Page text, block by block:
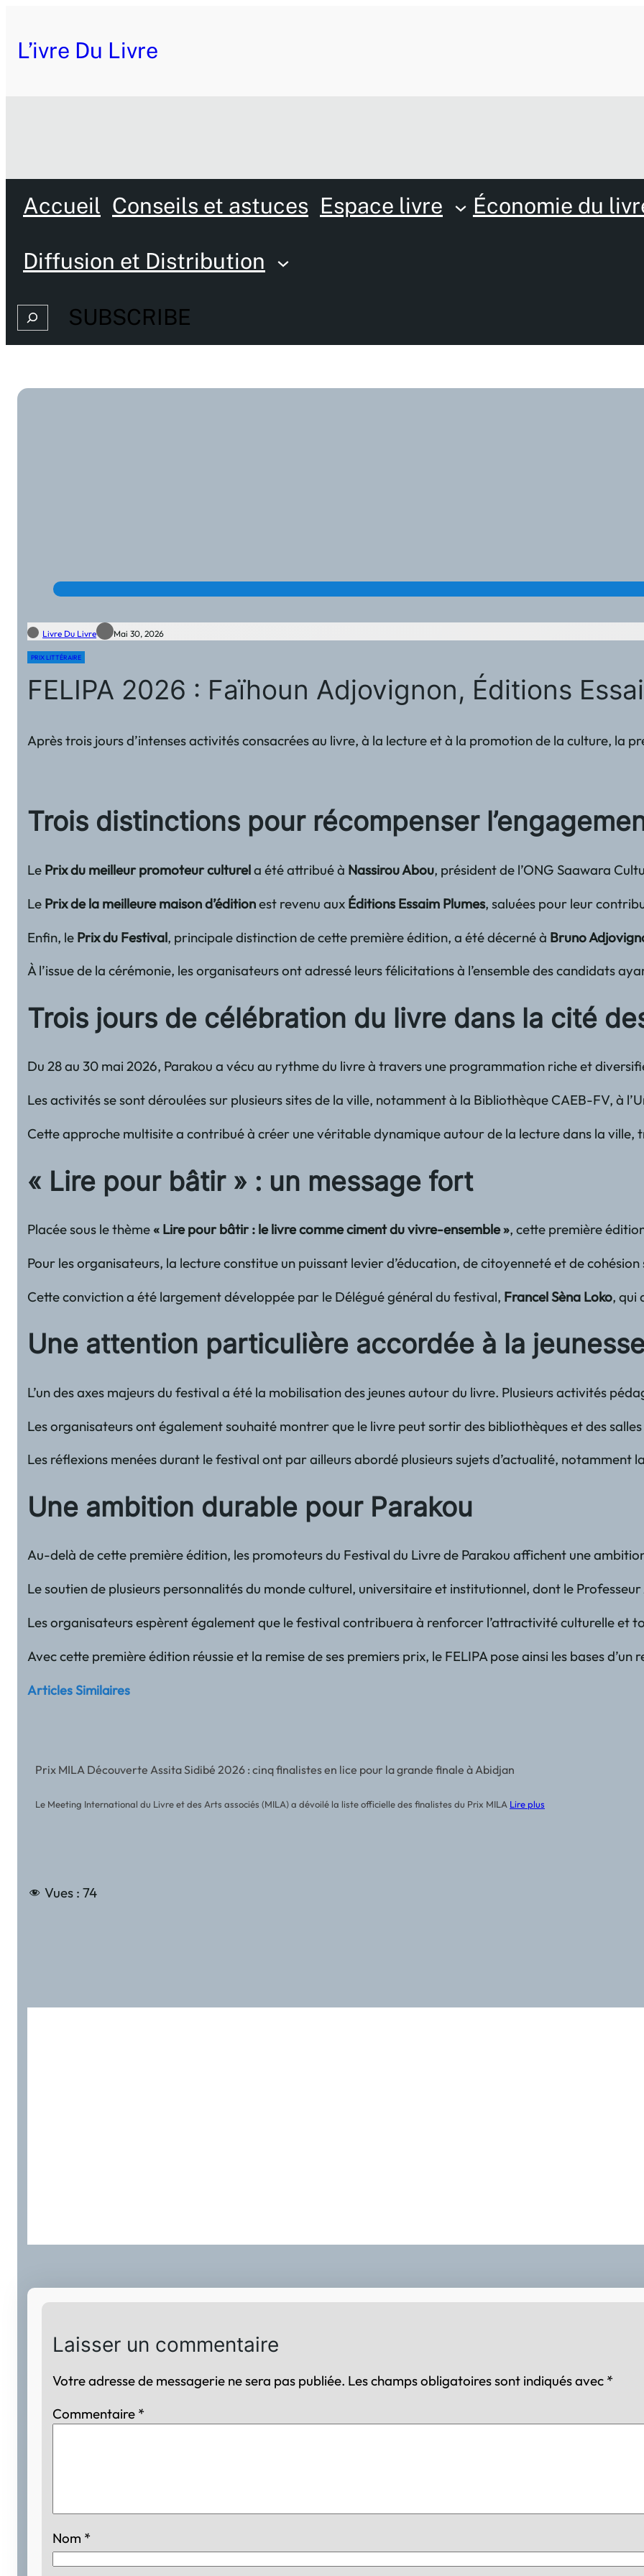
L’ivre Du Livre
Accueil Conseils et astuces Espace livre Économie du
Diffusion et Distribution
SearchSUBSCRIBE
Livre Du Livre Mai 30, 2026
PRIX LITTÉRAIRE
FELIPA 2026 : Faïhoun Adjovignon, Éditions
Après trois jours d’intenses activités consacrées au livre, à la lecture et à la promotion de la culture, la
Trois distinctions pour récompenser
Le Prix du meilleur promoteur culturela été attribué à Nassirou Abou, président de l’ONG Saawara
Le Prix de la meilleure maison d’éditionest revenu aux Éditions Essaim Plumes, saluées pour leur
Enfin, le Prix du Festival, principale distinction de cette première édition, a été décerné à Bruno
À l’issue de la cérémonie, les organisateurs ont adressé leurs félicitations à l’ensemble des candidats
Trois jours de célébration du livre dans la cité
Du 28 au 30 mai 2026, Parakou a vécu au rythme du livre à travers une programmation riche et
Les activités se sont déroulées sur plusieurs sites de la ville, notamment à la Bibliothèque CAEB-FV,
Cette approche multisite a contribué à créer une véritable dynamique autour de la lecture dans la
« Lire pour bâtir » : un message fort
Placée sous le thème « Lire pour bâtir : le livre comme ciment du vivre-ensemble », cette première
Pour les organisateurs, la lecture constitue un puissant levier d’éducation, de citoyenneté et de
Cette conviction a été largement développée par le Délégué général du festival, Francel Sèna Loko, qui
Une attention particulière accordée à la
L’un des axes majeurs du festival a été la mobilisation des jeunes autour du livre. Plusieurs activités
Les organisateurs ont également souhaité montrer que le livre peut sortir des bibliothèques et des
Les réflexions menées durant le festival ont par ailleurs abordé plusieurs sujets d’actualité,
Une ambition durable pour Parakou
Au-delà de cette première édition, les promoteurs du Festival du Livre de Parakou affichent une
Le soutien de plusieurs personnalités du monde culturel, universitaire et institutionnel, dont le
Les organisateurs espèrent également que le festival contribuera à renforcer l’attractivité culturelle
Avec cette première édition réussie et la remise de ses premiers prix, le FELIPA pose ainsi les bases
Articles Similaires
Prix MILA Découverte Assita Sidibé 2026 : cinq finalistes en lice pour la grande finale à Abidjan
Le Meeting International du Livre et des Arts associés (MILA) a dévoilé la liste officielle des finalistes du Prix MILA Lire plus
Vues : 74
Laisser un commentaire
Votre adresse de messagerie ne sera pas publiée. Les champs obligatoires sont indiqués avec *
Commentaire *
Nom *